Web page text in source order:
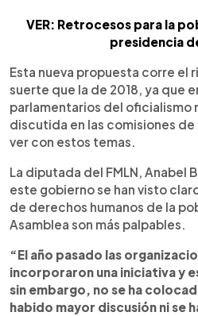
VER: Retrocesos para la
presidencia
Esta nueva propuesta corre el
suerte que la de 2018, ya que
parlamentarios del oficialismo
discutida en las comisiones
ver con estos temas.
La diputada del FMLN, Anabel
este gobierno se han visto
de derechos humanos de la
Asamblea son más palpables.
“El año pasado las
incorporaron una iniciativa y
sin embargo, no se ha
habido mayor discusión ni se